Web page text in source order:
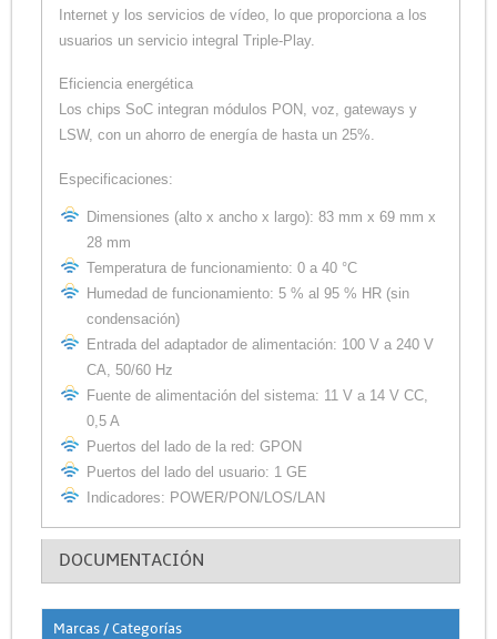
Internet y los servicios de vídeo, lo que proporciona a los
usuarios un servicio integral Triple-Play.
Eficiencia energética
Los chips SoC integran módulos PON, voz, gateways y
LSW, con un ahorro de energía de hasta un 25%.
Especificaciones:
Dimensiones (alto x ancho x largo): 83 mm x 69 mm x
28 mm
Temperatura de funcionamiento: 0 a 40 °C
Humedad de funcionamiento: 5 % al 95 % HR (sin
condensación)
Entrada del adaptador de alimentación: 100 V a 240 V
CA, 50/60 Hz
Fuente de alimentación del sistema: 11 V a 14 V CC,
0,5 A
Puertos del lado de la red: GPON
Puertos del lado del usuario: 1 GE
Indicadores: POWER/PON/LOS/LAN
DOCUMENTACIÓN
Marcas / Categorías